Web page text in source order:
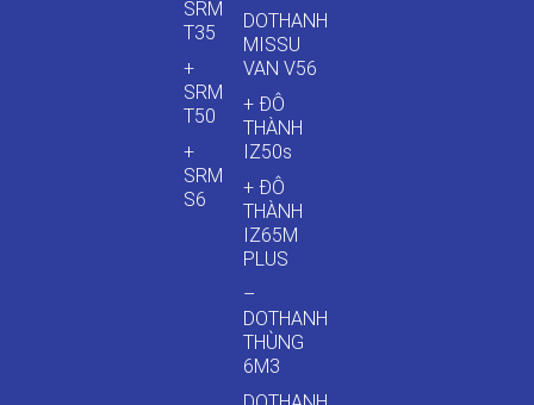
SRM
T35
+
SRM
T50
+
SRM
S6
DOTHANH
MISSU
VAN V56
+ ĐÔ
THÀNH
IZ50s
+ ĐÔ
THÀNH
IZ65M
PLUS
–
DOTHANH
THÙNG
6M3